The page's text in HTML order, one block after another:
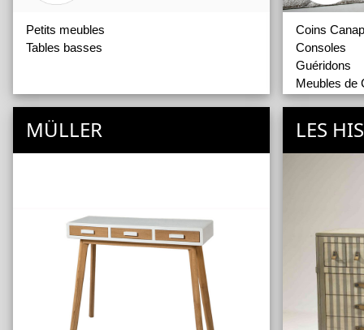
Petits meubles
Tables basses
Coins
Consoles
Guéridons
Meubles de
Meubles TV
Tables
MÜLLER LES